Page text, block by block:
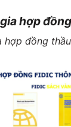
hợp
hợp đồng